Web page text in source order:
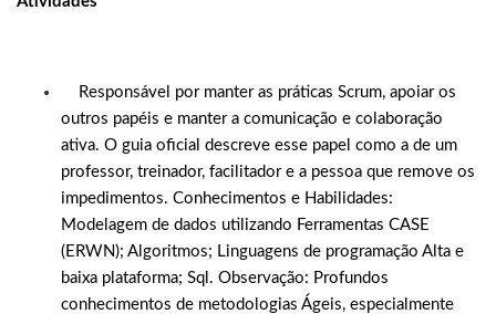
Responsável por manter as práticas Scrum, apoiar os
outros papéis e manter a comunicação e colaboração
ativa. O guia oficial descreve esse papel como a de um
professor, treinador, facilitador e a pessoa que remove os
impedimentos. Conhecimentos e Habilidades:
Modelagem de dados utilizando Ferramentas CASE
(ERWN); Algoritmos; Linguagens de programação Alta e
baixa plataforma; Sql. Observação: Profundos
conhecimentos de metodologias Ágeis, especialmente